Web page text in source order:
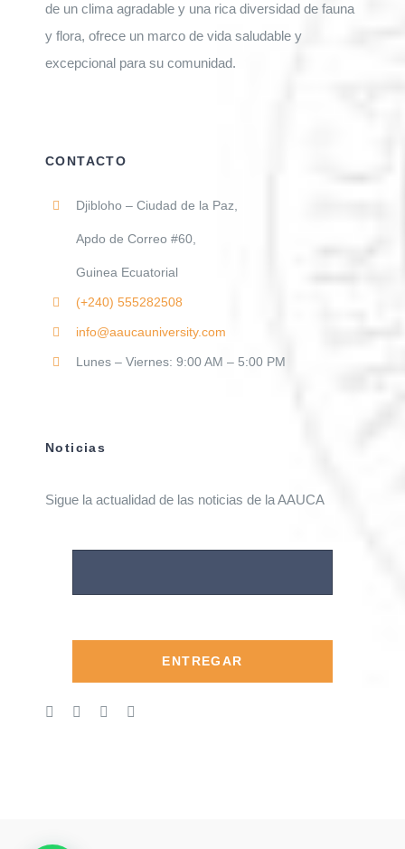
de un clima agradable y una rica diversidad de fauna
y flora, ofrece un marco de vida saludable y
excepcional para su comunidad.
CONTACTO
Djibloho – Ciudad de la Paz,
Apdo de Correo #60,
Guinea Ecuatorial
(+240) 555282508
info@aaucauniversity.com
Lunes – Viernes: 9:00 AM – 5:00 PM
Noticias
Sigue la actualidad de las noticias de la AAUCA
ENTREGAR